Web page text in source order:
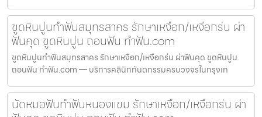
ขูดหินปูนทำฟันสมุทรสาคร รักษาเหงือก/เหงือกร่น ผ่า
ฟันคุด ขูดหินปูน ถอนฟัน ทำฟัน.com
ขูดหินปูนทำฟันสมุทรสาคร รักษาเหงือก/เหงือกร่น ผ่าฟันคุด ขูดหินปูน
ถอนฟัน ทำฟัน.com — บริการคลินิกทันตกรรมครบวงจรในกรุงเท
นัดหมอฟันทำฟันหนองแขม รักษาเหงือก/เหงือกร่น ผ่า